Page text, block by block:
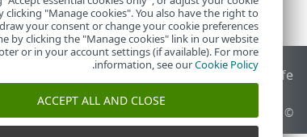
End of Life מאגר הידע של ESET
© 1992 - 2026 ESET, spol. s r.o.‎ - כל הזכויות שמורות.
clicking "Manage cookies". You also have the right to
your consent or change your cookie preferences
by clicking the "Manage cookies" link in our website
or in your account settings (if available). For more
information, see ourCookie Policy
.
ACCEPT ALL AND CLOSE